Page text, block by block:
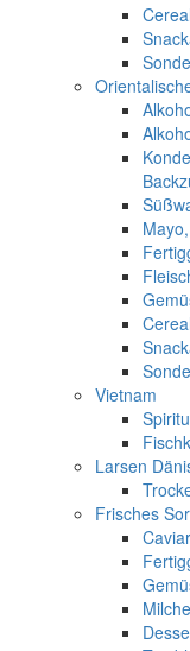
Vietnam
Larsen
Frisches